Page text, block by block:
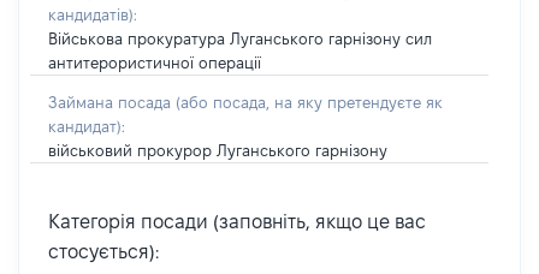
кандидатів):
Військова прокуратура Луганського гарнізону сил
антитерористичної операції
Займана посада (або посада, на яку претендуєте як
кандидат):
військовий прокурор Луганського гарнізону
Категорія посади (заповніть, якщо це вас
стосується):